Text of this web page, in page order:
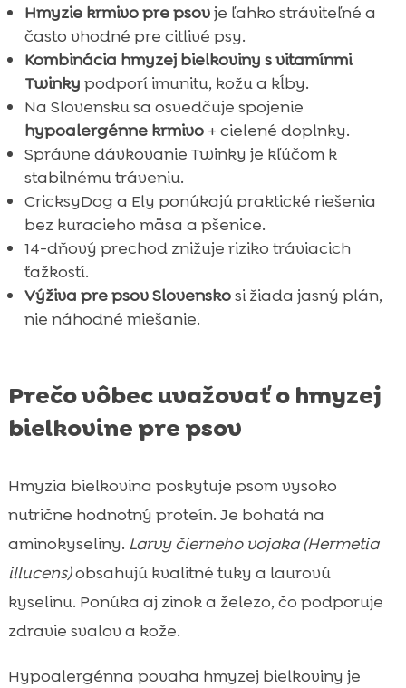
 FAQ
Hmyzie krmivo pre psovje ľahko stráviteľné a
často vhodné pre citlivé psy.
Kombinácia hmyzej bielkoviny s vitamínmi
Twinky podporí imunitu, kožu a kĺby.
Na Slovensku sa osvedčuje spojenie
hypoalergénne krmivo+ cielené doplnky.
Správne dávkovanie Twinky je kľúčom k
stabilnému tráveniu.
CricksyDog a Ely ponúkajú praktické riešenia
bez kuracieho mäsa a pšenice.
14-dňový prechod znižuje riziko tráviacich
ťažkostí.
Výživa pre psov Slovenskosi žiada jasný plán,
nie náhodné miešanie.
Prečo vôbec uvažovať o hmyzej
bielkovine pre psov
Hmyzia bielkovina poskytuje psom vysoko
nutrične hodnotný proteín. Je bohatá na
aminokyseliny. Larvy čierneho vojaka (Hermetia
illucens)obsahujú kvalitné tuky a laurovú
kyselinu. Ponúka aj zinok a železo, čo podporuje
zdravie svalov a kože.
Hypoalergénna povaha hmyzej bielkoviny je